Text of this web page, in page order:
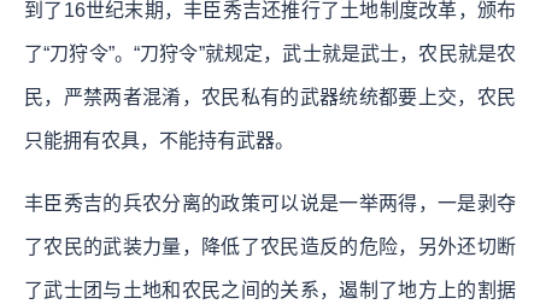
到了16世纪末期，丰臣秀吉还推行了土地制度改革，颁布
了“刀狩令”。“刀狩令”就规定，武士就是武士，农民就是农
民，严禁两者混淆，农民私有的武器统统都要上交，农民
只能拥有农具，不能持有武器。
丰臣秀吉的兵农分离的政策可以说是一举两得，一是剥夺
了农民的武装力量，降低了农民造反的危险，另外还切断
了武士团与土地和农民之间的关系，遏制了地方上的割据